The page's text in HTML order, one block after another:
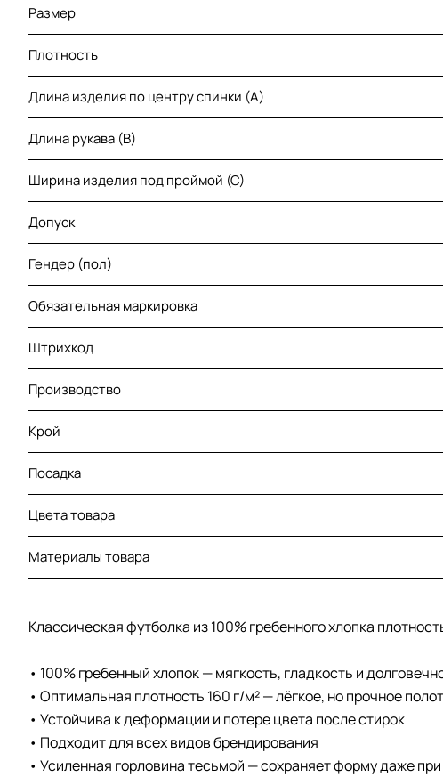
Размер
Плотность
Длина изделия по центру спинки (A)
Длина рукава (B)
Ширина изделия под проймой (С)
Допуск
Гендер (пол)
Обязательная маркировка
Штрихкод
Производство
Крой
Посадка
Цвета товара
Материалы товара
Классическая футболка из 100% гребенного хлопка
• 100% гребенный хлопок — мягкость, гладкость и
• Оптимальная плотность 160 г/м² — лёгкое, но прочное
• Устойчива к деформации и потере цвета после стирок
• Подходит для всех видов брендирования
• Усиленная горловина тесьмой — сохраняет форму даже